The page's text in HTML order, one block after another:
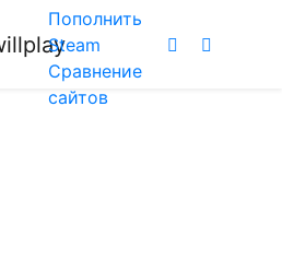
Пополнить
Steam
Сравнение
сайтов